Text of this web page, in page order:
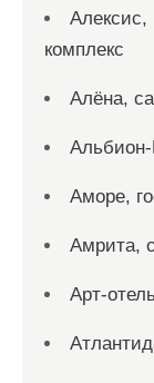
Алексис,
комплекс
Алёна,
Аморе,
Амрита,
Арт-